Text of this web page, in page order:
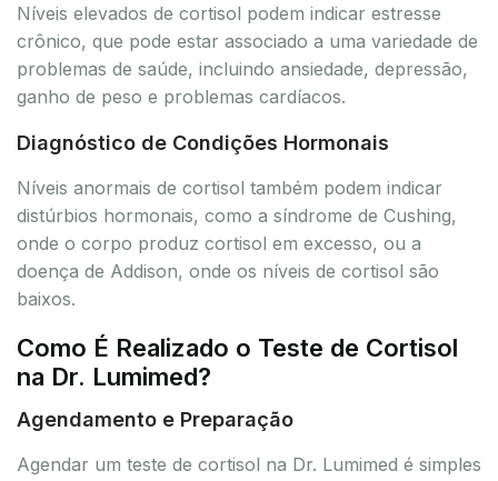
Níveis elevados de cortisol podem indicar estresse
crônico, que pode estar associado a uma variedade de
problemas de saúde, incluindo ansiedade, depressão,
ganho de peso e problemas cardíacos.
Diagnóstico de Condições Hormonais
Níveis anormais de cortisol também podem indicar
distúrbios hormonais, como a síndrome de Cushing,
onde o corpo produz cortisol em excesso, ou a
doença de Addison, onde os níveis de cortisol são
baixos.
Como É Realizado o Teste de Cortisol
na Dr. Lumimed?
Agendamento e Preparação
Agendar um teste de cortisol na Dr. Lumimed é simples